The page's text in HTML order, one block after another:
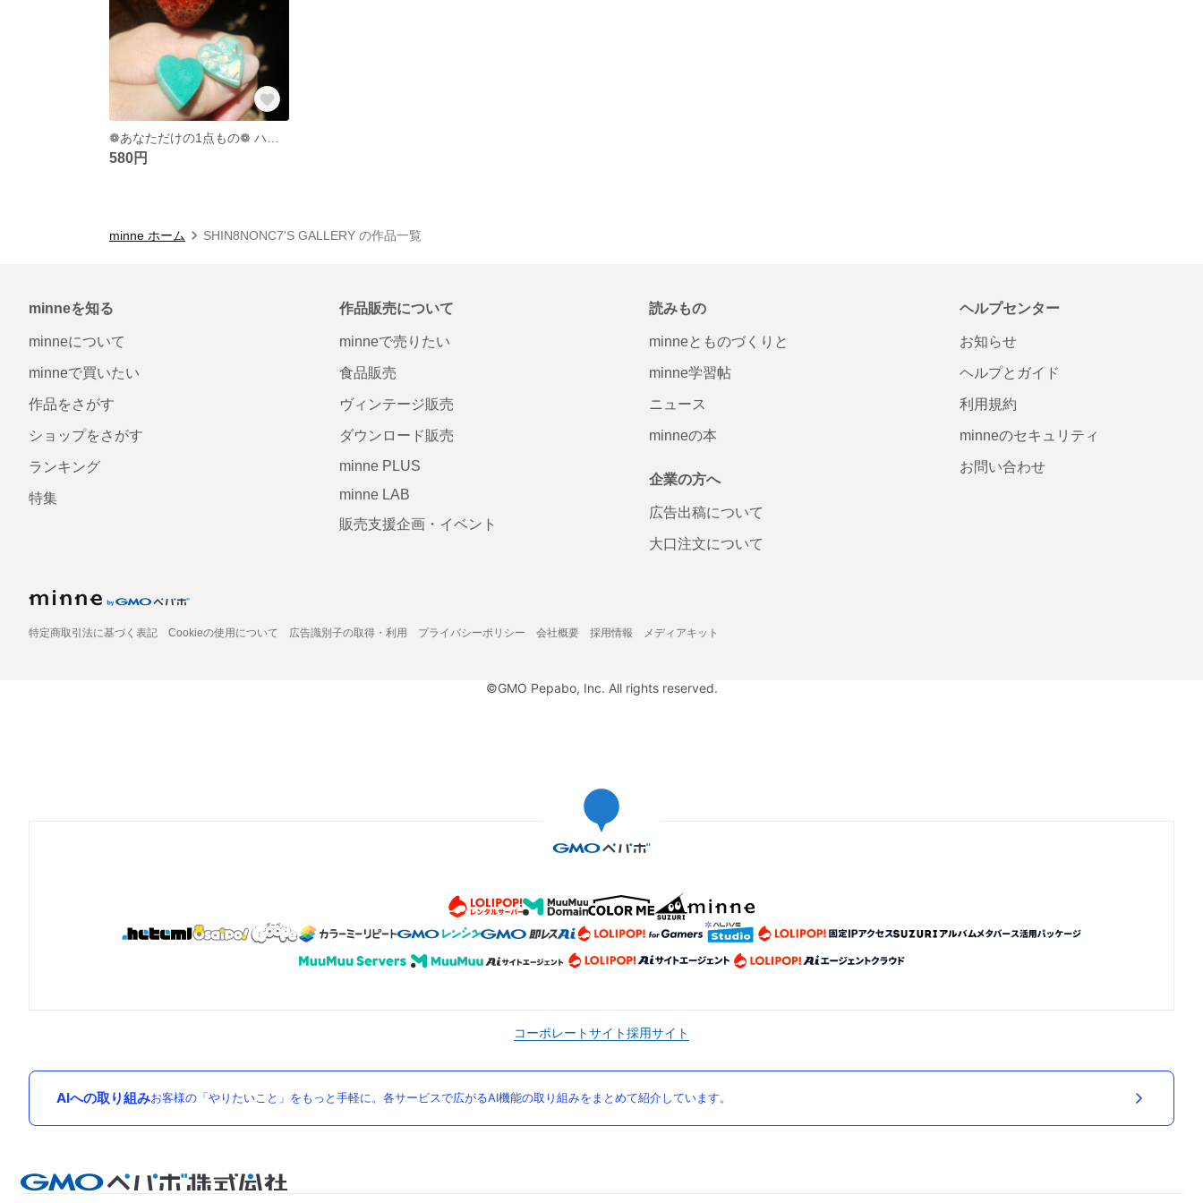
580円
minne ホーム SHIN8NONC7'S GALLERY の作品一覧
minneを知る
minneについて
minneで買いたい
作品をさがす
ショップをさがす
ランキング
特集
作品販売について
minneで売りたい
食品販売
ヴィンテージ販売
ダウンロード販売
minne PLUS
minne LAB
販売支援企画・イベント
読みもの
minneとものづくりと
minne学習帖
ニュース
minneの本
企業の方へ
広告出稿について
大口注文について
ヘルプセンター
お知らせ
ヘルプとガイド
利用規約
minneのセキュリティ
お問い合わせ
特定商取引法に基づく表記 Cookieの使用について 広告識別子の取得・利用 プライバシーポリシー 会社概要 採用情報 メディアキット
©GMO Pepabo, Inc. All rights reserved.
コーポレートサイト採用サイト
AIへの取り組みお客様の「やりたいこと」をもっと手軽に。各サービスで広がるAI機能の取り組みをまとめて紹介しています。